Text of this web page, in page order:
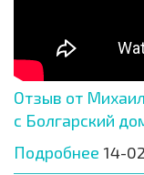
Отзыв от
с Болгарский
Подробнее 14-